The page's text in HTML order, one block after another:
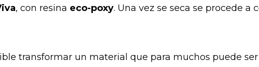
, con resina eco-poxy. Una vez se seca se procede a
transformar un material que para muchos puede